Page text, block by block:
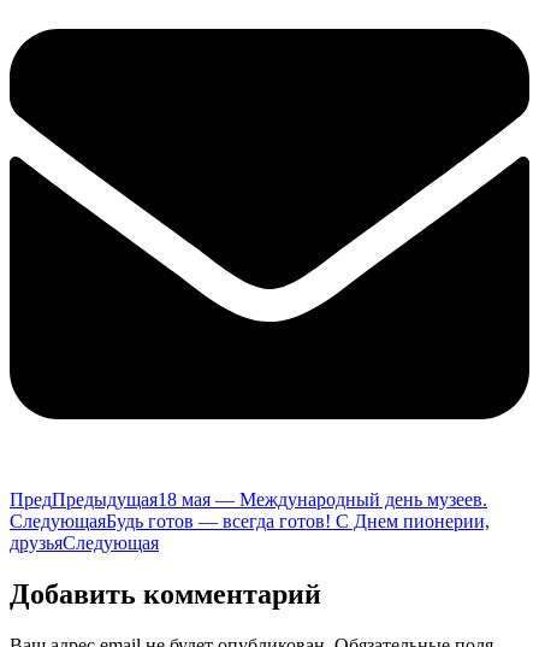
ПредПредыдущая18 мая — Международный день музеев.
СледующаяБудь готов — всегда готов! С Днем пионерии,
друзьяСледующая
Добавить комментарий